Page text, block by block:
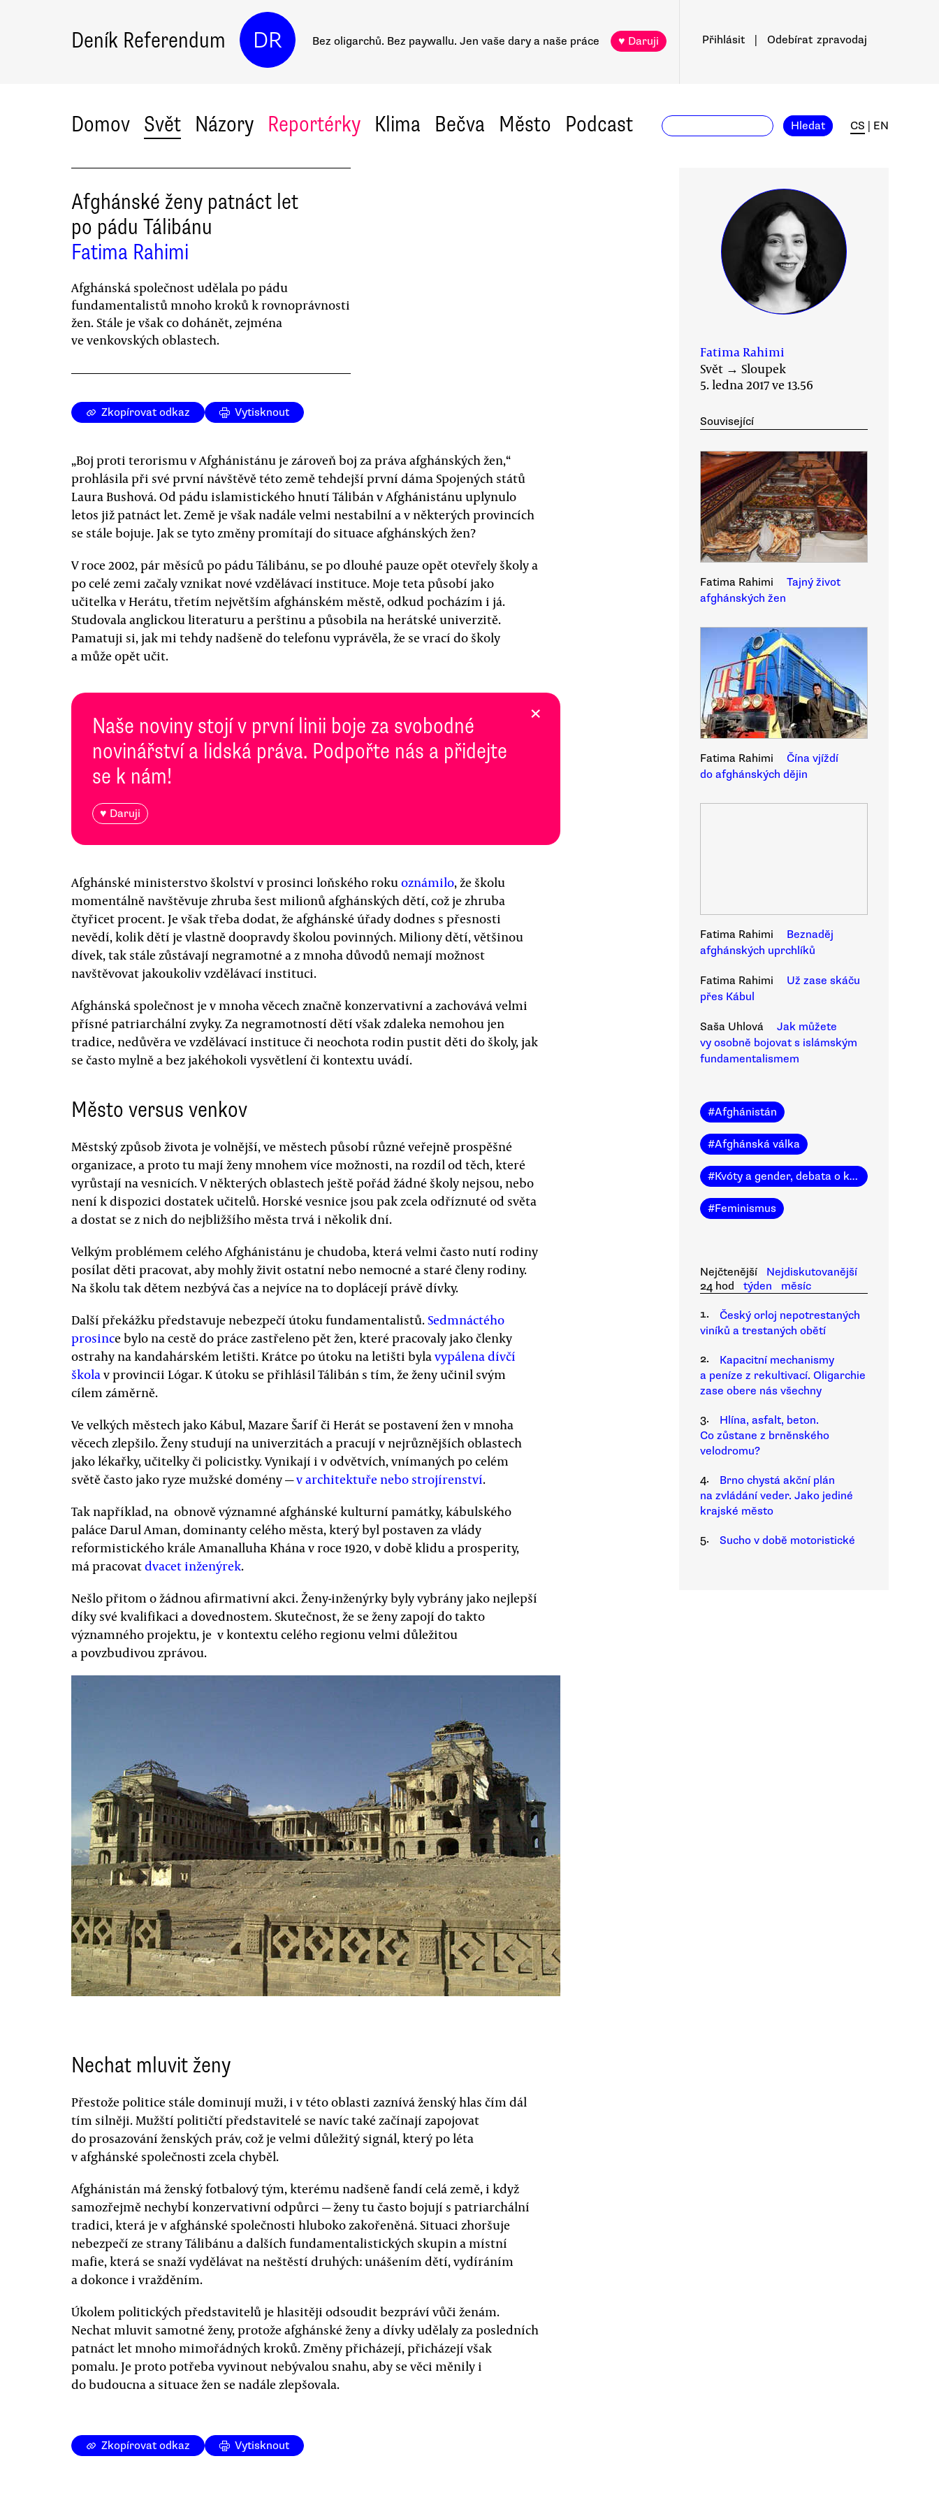
Deník Referendum DR Bez oligarchů. Bez paywallu. Jen vaše dary a naše práce ♥ Daruji Přihlásit Odebírat zpravodaj
Domov Svět Názory Reportérky Klima Bečva Město Podcast Hledat CS EN
Afghánské ženy patnáct let
po pádu Tálibánu
Fatima Rahimi
Afghánská společnost udělala po pádu
fundamentalistů mnoho kroků k rovnoprávnosti
žen. Stále je však co dohánět, zejména
ve venkovských oblastech.
Zkopírovat odkaz Vytisknout
„Boj proti terorismu v Afghánistánu je zároveň boj za práva afghánských žen,“
prohlásila při své první návštěvě této země tehdejší první dáma Spojených států
Laura Bushová. Od pádu islamistického hnutí Tálibán v Afghánistánu uplynulo
letos již patnáct let. Země je však nadále velmi nestabilní a v některých provincích
se stále bojuje. Jak se tyto změny promítají do situace afghánských žen?
V roce 2002, pár měsíců po pádu Tálibánu, se po dlouhé pauze opět otevřely školy a
po celé zemi začaly vznikat nové vzdělávací instituce. Moje teta působí jako
učitelka v Herátu, třetím největším afghánském městě, odkud pocházím i já.
Studovala anglickou literaturu a perštinu a působila na herátské univerzitě.
Pamatuji si, jak mi tehdy nadšeně do telefonu vyprávěla, že se vrací do školy
a může opět učit.
Naše noviny stojí v první linii boje za svobodné
novinářství a lidská práva. Podpořte nás a přidejte
se k nám!
♥ Daruji
×
Afghánské ministerstvo školství v prosinci loňského rokuoznámilo, že školu
momentálně navštěvuje zhruba šest milionů afghánských dětí, což je zhruba
čtyřicet procent. Je však třeba dodat, že afghánské úřady dodnes s přesnosti
nevědí, kolik dětí je vlastně doopravdy školou povinných. Miliony dětí, většinou
dívek, tak stále zůstávají negramotné a z mnoha důvodů nemají možnost
navštěvovat jakoukoliv vzdělávací instituci.
Afghánská společnost je v mnoha věcech značně konzervativní a zachovává velmi
přísné patriarchální zvyky. Za negramotností dětí však zdaleka nemohou jen
tradice, nedůvěra ve vzdělávací instituce či neochota rodin pustit děti do školy, jak
se často mylně a bez jakéhokoli vysvětlení či kontextu uvádí.
Město versus venkov
Městský způsob života je volnější, ve městech působí různé veřejně prospěšné
organizace, a proto tu mají ženy mnohem více možnosti, na rozdíl od těch, které
vyrůstají na vesnicích. V některých oblastech ještě pořád žádné školy nejsou, nebo
není k dispozici dostatek učitelů. Horské vesnice jsou pak zcela odříznuté od světa
a dostat se z nich do nejbližšího města trvá i několik dní.
Velkým problémem celého Afghánistánu je chudoba, která velmi často nutí rodiny
posílat děti pracovat, aby mohly živit ostatní nebo nemocné a staré členy rodiny.
Na školu tak dětem nezbývá čas a nejvíce na to doplácejí právě dívky.
Další překážku představuje nebezpečí útoku fundamentalistů.Sedmnáctého
prosince bylo na cestě do práce zastřeleno pět žen, které pracovaly jako členky
ostrahy na kandahárském letišti. Krátce po útoku na letišti bylavypálena dívčí
školav provincii Lógar. K útoku se přihlásil Tálibán s tím, že ženy učinil svým
cílem záměrně.
Ve velkých městech jako Kábul, Mazare Šaríf či Herát se postavení žen v mnoha
věcech zlepšilo. Ženy studují na univerzitách a pracují v nejrůznějších oblastech
jako lékařky, učitelky či policistky. Vynikají i v odvětvích, vnímaných po celém
světě často jako ryze mužské domény —v architektuře nebo strojírenství.
Tak například, na obnově významné afghánské kulturní památky, kábulského
paláce Darul Aman, dominanty celého města, který byl postaven za vlády
reformistického krále Amanalluha Khána v roce 1920, v době klidu a prosperity,
má pracovatdvacet inženýrek.
Nešlo přitom o žádnou afirmativní akci. Ženy-inženýrky byly vybrány jako nejlepší
díky své kvalifikaci a dovednostem. Skutečnost, že se ženy zapojí do takto
významného projektu, je v kontextu celého regionu velmi důležitou
a povzbudivou zprávou.
Nechat mluvit ženy
Přestože politice stále dominují muži, i v této oblasti zaznívá ženský hlas čím dál
tím silněji. Mužští političtí představitelé se navíc také začínají zapojovat
do prosazování ženských práv, což je velmi důležitý signál, který po léta
v afghánské společnosti zcela chyběl.
Afghánistán má ženský fotbalový tým, kterému nadšeně fandí celá země, i když
samozřejmě nechybí konzervativní odpůrci — ženy tu často bojují s patriarchální
tradici, která je v afghánské společnosti hluboko zakořeněná. Situaci zhoršuje
nebezpečí ze strany Tálibánu a dalších fundamentalistických skupin a místní
mafie, která se snaží vydělávat na neštěstí druhých: unášením dětí, vydíráním
a dokonce i vražděním.
Úkolem politických představitelů je hlasitěji odsoudit bezpráví vůči ženám.
Nechat mluvit samotné ženy, protože afghánské ženy a dívky udělaly za posledních
patnáct let mnoho mimořádných kroků. Změny přicházejí, přicházejí však
pomalu. Je proto potřeba vyvinout nebývalou snahu, aby se věci měnily i
do budoucna a situace žen se nadále zlepšovala.
Fatima Rahimi
Svět → Sloupek
5. ledna 2017 ve 13.56
Související
Fatima Rahimi
Tajný život
afghánských žen
Fatima Rahimi
Čína vjíždí
do afghánských dějin
Fatima Rahimi
Beznaděj
afghánských uprchlíků
Fatima Rahimi
Už zase skáču
přes Kábul
Saša Uhlová
Jak můžete
vy osobně bojovat s islámským
fundamentalismem
#Afghánistán
#Afghánská válka
#Kvóty a gender, debata o kvótách
#Feminismus
Nejčtenější
Nejdiskutovanější
24 hod
týden
měsíc
1.
Český orloj nepotrestaných
viníků a trestaných obětí
2.
Kapacitní mechanismy
a peníze z rekultivací. Oligarchie
zase obere nás všechny
3.
Hlína, asfalt, beton.
Co zůstane z brněnského
velodromu?
4.
Brno chystá akční plán
na zvládání veder. Jako jediné
krajské město
5.
Sucho v době motoristické
Zkopírovat odkaz Vytisknout